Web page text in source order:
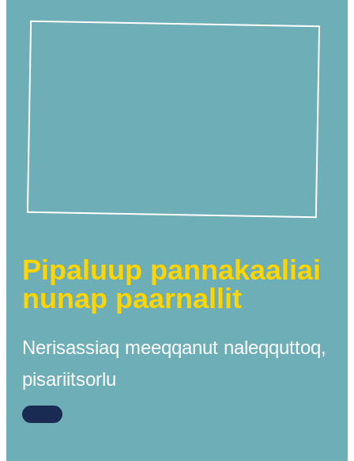
Pipaluup pannakaaliai
nunap paarnallit
Nerisassiaq meeqqanut naleqquttoq,
pisariitsorlu